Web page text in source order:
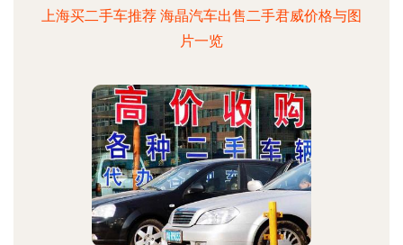
上海买二手车推荐 海晶汽车出售二手君威价格与图
片一览